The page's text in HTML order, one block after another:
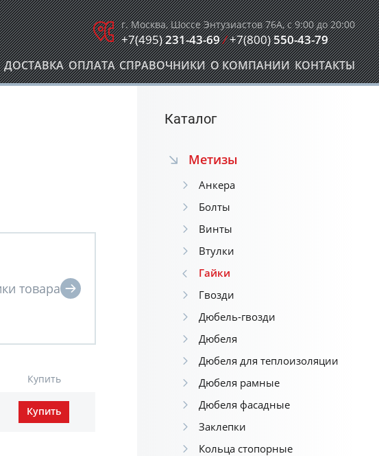
г. Москва, Шоссе Энтузиастов 76А, с 9:00 до 20:00
+7(495)231-43-69/+7(800)550-43-79
ДОСТАВКА ОПЛАТА СПРАВОЧНИКИ О КОМПАНИИ КОНТАКТЫ
Купить
Каталог
Метизы
Анкера
Болты
Винты
Втулки
Гайки
Гвозди
Дюбель-гвозди
Дюбеля
Дюбеля для теплоизоляции
Дюбеля рамные
Дюбеля фасадные
Заклепки
Кольца стопорные